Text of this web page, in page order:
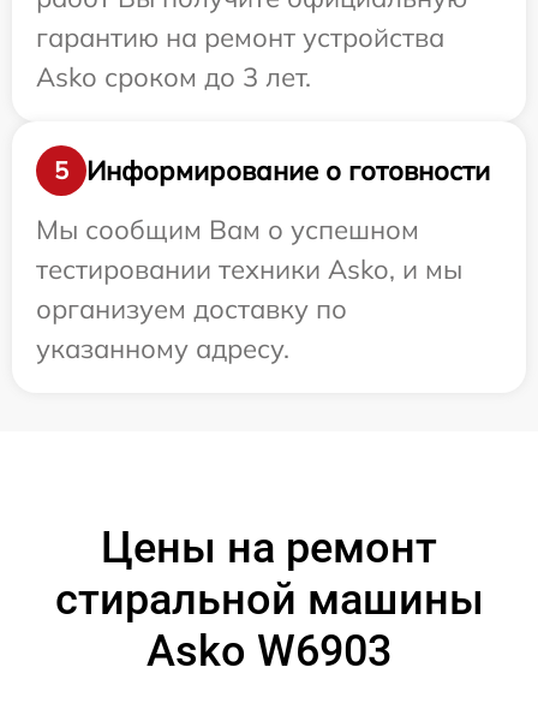
гарантию на ремонт устройства
Asko сроком до 3 лет.
5
Информирование о готовности
Мы сообщим Вам о успешном
тестировании техники Asko, и мы
организуем доставку по
указанному адресу.
Цены на ремонт
стиральной машины
Asko W6903